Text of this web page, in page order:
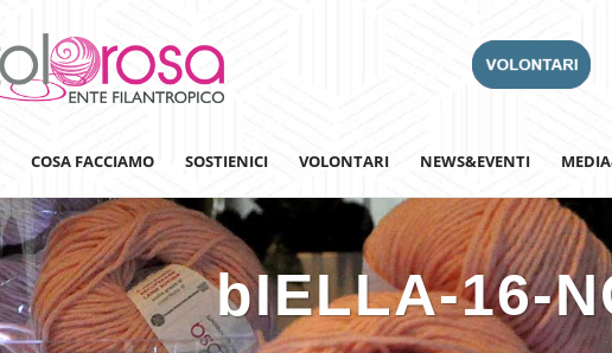
COSA FACCIAMO
Lanaterapia
Ricerca
SOSTIENICI
Adotta un Ospedale
Team Building
VOLONTARI NEWS&EVENTI
bIELLA-16-